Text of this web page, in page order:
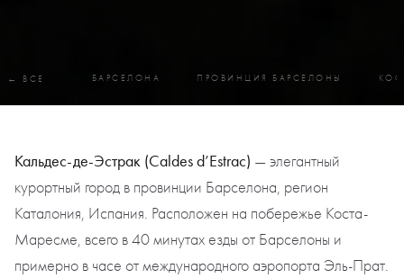
← ВСЕ БАРСЕЛОНА ПРОВИНЦИЯ БАРСЕЛОНЫ
Кальдес-де-Эстрак (Caldes d’Estrac) — элегантный
курортный город в провинции Барселона, регион
Каталония, Испания. Расположен на побережье Коста-
Маресме, всего в 40 минутах езды от Барселоны и
примерно в часе от международного аэропорта Эль-Прат.